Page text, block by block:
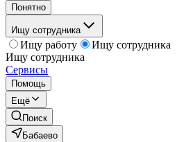
Понятно
Ищу сотрудника
Ищу работу
Ищу сотрудника
Ищу сотрудника
Сервисы
Помощь
Ещё
Поиск
Бабаево